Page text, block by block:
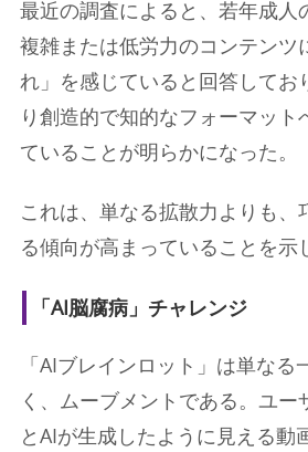
最近の調査によると、若年成人
複雑または低労力のコンテンツ
れ」を感じていると回答してお
り創造的で知的なフォーマット
ていることが明らかになった。
これは、単なる拡散力よりも、
る傾向が高まっていることを示
「AI脳腐病」チャレンジ
「AIブレインロット」は単なる
く、ムーブメントである。ユー
とAIが生成したように見える動